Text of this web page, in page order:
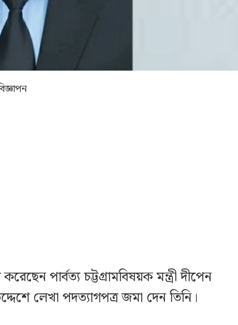
পার্বত্য চট্টগ্রামবিষয়ক মন্ত্রী দীপেন
লেখা পদত্যাগপত্র জমা দেন তিনি।